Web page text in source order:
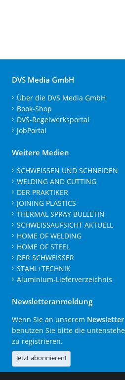
DVS Media GmbH
Über die DVS Media GmbH
Book-Shop
DVS-Regelwerksportal
JobPortal
Weitere Medien
SCHWEISSEN UND SCHNEIDEN
WELDING AND CUTTING
DER PRAKTIKER
JOINING PLASTICS
THERMAL SPRAY BULLETIN
SCHWEISSAUFSICHT AKTUELL
HOME OF WELDING
HOME OF STEEL
DER SCHWEISSER
STAHL+TECHNIK
Aluminium-Lieferverzeichnis
Newsletteranmeldung
Wenn Sie an unserem Newsletter
benutzen Sie bitte die
zu registrieren.
Jetzt abonnieren!